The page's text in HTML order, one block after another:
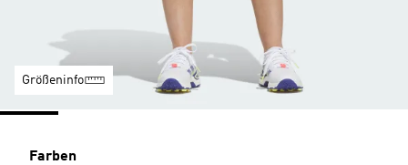
Größeninfo
Farben